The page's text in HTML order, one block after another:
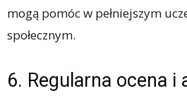
mogą pomóc w pełniejszym
społecznym.
6. Regularna ocena i